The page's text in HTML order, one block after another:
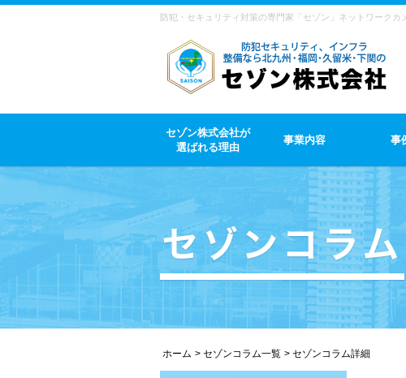
防犯・セキュリティ対策の専門家「セゾン」ネットワーク
セゾン株式会社が
選ばれる理由
事業内容 事
ホーム セゾンコラム一覧 セゾンコラム詳細